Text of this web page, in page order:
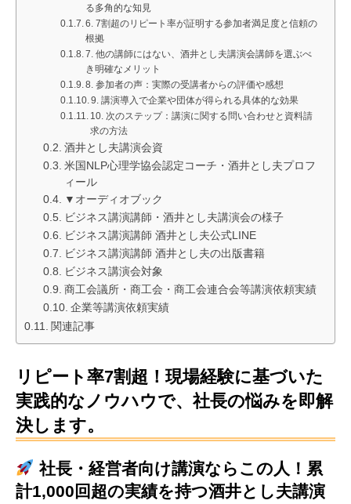
る多角的な知見
6. 7割超のリピート率が証明する参加者満足度と信頼の
根拠
7. 他の講師にはない、酒井とし夫講演会講師を選ぶべ
き明確なメリット
8. 参加者の声：実際の受講者からの評価や感想
9. 講演導入で企業や団体が得られる具体的な効果
10. 次のステップ：講演に関する問い合わせと資料請
求の方法
酒井とし夫講演会資
米国NLP心理学協会認定コーチ・酒井とし夫プロフ
ィール
▼オーディオブック
ビジネス講演講師・酒井とし夫講演会の様子
ビジネス講演講師 酒井とし夫公式LINE
ビジネス講演講師 酒井とし夫の出版書籍
ビジネス講演会対象
商工会議所・商工会・商工会連合会等講演依頼実績
企業等講演依頼実績
関連記事
リピート率7割超！現場経験に基づいた
実践的なノウハウで、社長の悩みを即解
決します。
社長・経営者向け講演ならこの人！累
計1,000回超の実績を持つ酒井とし夫講演